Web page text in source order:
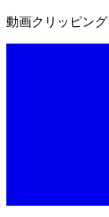
動画クリッピング